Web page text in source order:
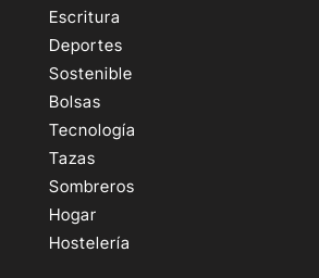
Escritura
Deportes
Sostenible
Bolsas
Tecnología
Tazas
Sombreros
Hogar
Hostelería